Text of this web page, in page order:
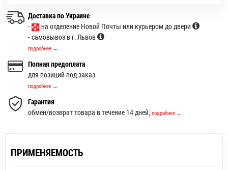
Доставка по Украине
-
на отделение Новой Почты или курьером до двери
- самовывоз в г. Львов
подробнее →
Полная предоплата
для позиций под заказ
подробнее →
Гарантия
обмен/возврат товара в течение 14 дней, подробнее →
ПРИМЕНЯЕМОСТЬ